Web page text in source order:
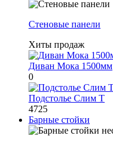
Стеновые панели
Хиты продаж
Диван Мока 1500мм
0
Подстолье Слим Т
4725
Барные стойки